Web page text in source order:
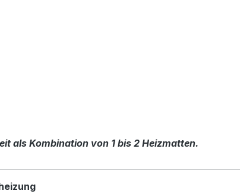
als Kombination von 1 bis 2 Heizmatten.